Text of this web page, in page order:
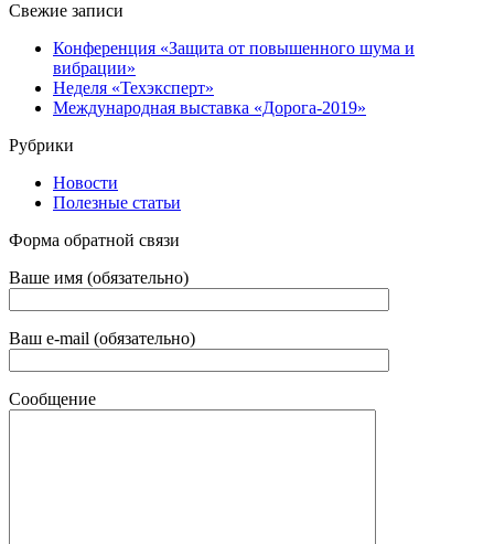
Свежие записи
Конференция «Защита от повышенного шума и
вибрации»
Неделя «Техэксперт»
Международная выставка «Дорога-2019»
Рубрики
Новости
Полезные статьи
Форма обратной связи
Ваше имя (обязательно)
Ваш e-mail (обязательно)
Сообщение